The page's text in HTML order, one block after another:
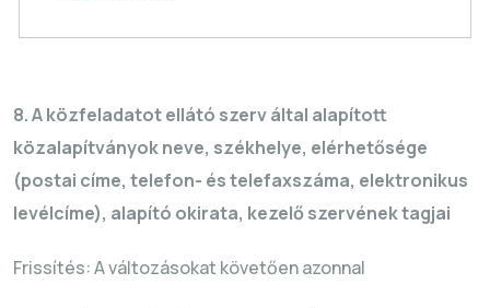
8. A közfeladatot ellátó szerv által alapított
közalapítványok neve, székhelye, elérhetősége
(postai címe, telefon- és telefaxszáma, elektronikus
levélcíme), alapító okirata, kezelő szervének tagjai
Frissítés: A változásokat követően azonnal